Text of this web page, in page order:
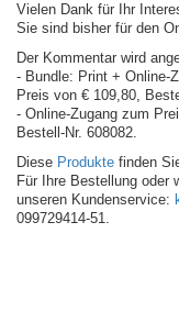
Vielen Dank für Ihr
Sie sind bisher für den
Der Kommentar wird
- Bundle: Print + Online-
Preis von € 109,80,
- Online-Zugang zum
Bestell-Nr. 608082.
Diese Produkte finden
Für Ihre Bestellung oder
unseren Kundenservice:
099729414-51.